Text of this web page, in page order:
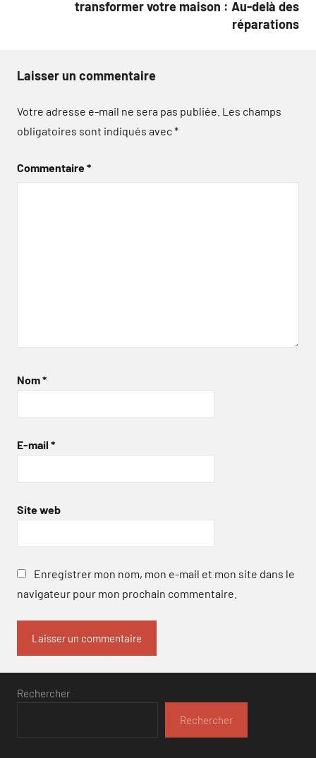
transformer votre maison : Au-delà des
réparations
Laisser un commentaire
Votre adresse e-mail ne sera pas publiée. Les champs
obligatoires sont indiqués avec*
Commentaire*
Nom*
E-mail *
Site web
Enregistrer mon nom, mon e-mail et mon site dans le
navigateur pour mon prochain commentaire.
Rechercher
Rechercher